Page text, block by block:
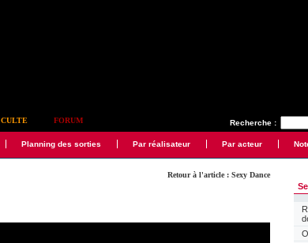
Recherche :
CULTE FORUM
Planning des sorties Par réalisateur Par acteur
Retour à l'article : Sexy Dance